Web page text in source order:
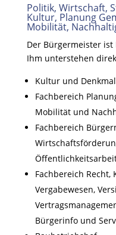
Politik, Wirtschaft,
Kultur, Planung
Mobilität,
Der Bürgermeister
Ihm unterstehen
Kultur und
Fachbereich
Mobilität und
Fachbereich
Fachbereich
Vergabewesen,
Bürgerinfo und